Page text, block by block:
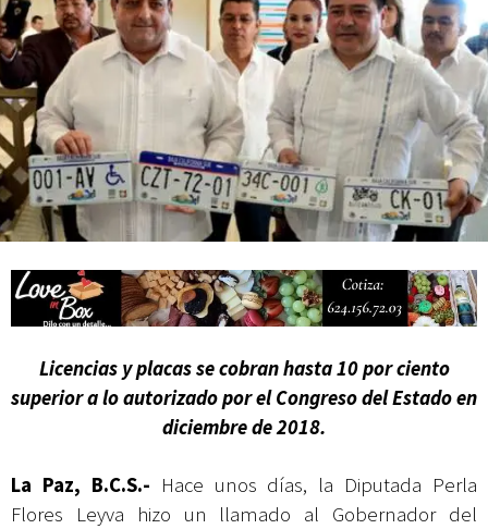
Mes Patrio
Atiende XV Ayuntamiento de Los Cabos planteamientos de Antorcha
Campesina
Licencias y placas se cobran hasta 10 por ciento
superior a lo autorizado por el Congreso del Estado en
diciembre de 2018.
La Paz, B.C.S.- Hace unos días, la Diputada Perla
Flores Leyva hizo un llamado al Gobernador del